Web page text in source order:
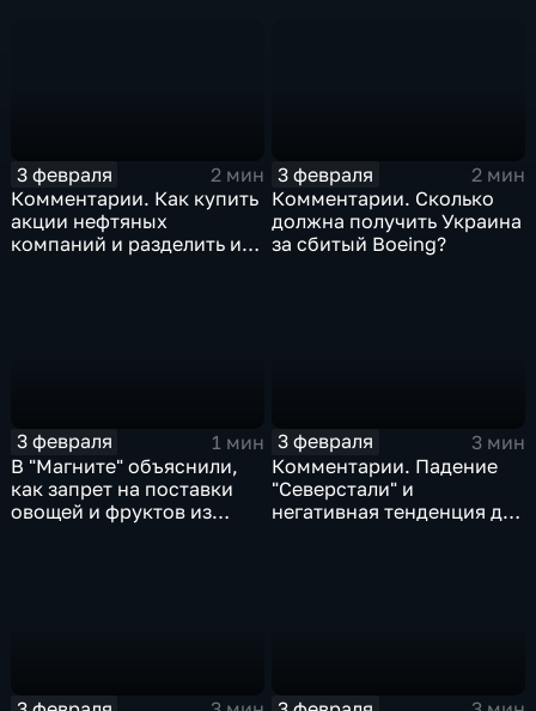
3 февраля
2 мин
Комментарии. Как купить
акции нефтяных
компаний и разделить их
3 февраля
2 мин
Комментарии. Сколько
должна получить Украина
за сбитый Boeing?
3 февраля
1 мин
В "Магните" объяснили,
как запрет на поставки
овощей и фруктов из
3 февраля
3 мин
Комментарии. Падение
"Северстали" и
негативная тенденция для